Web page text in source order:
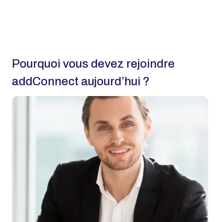
Pourquoi vous devez rejoindre
addConnect aujourd’hui ?